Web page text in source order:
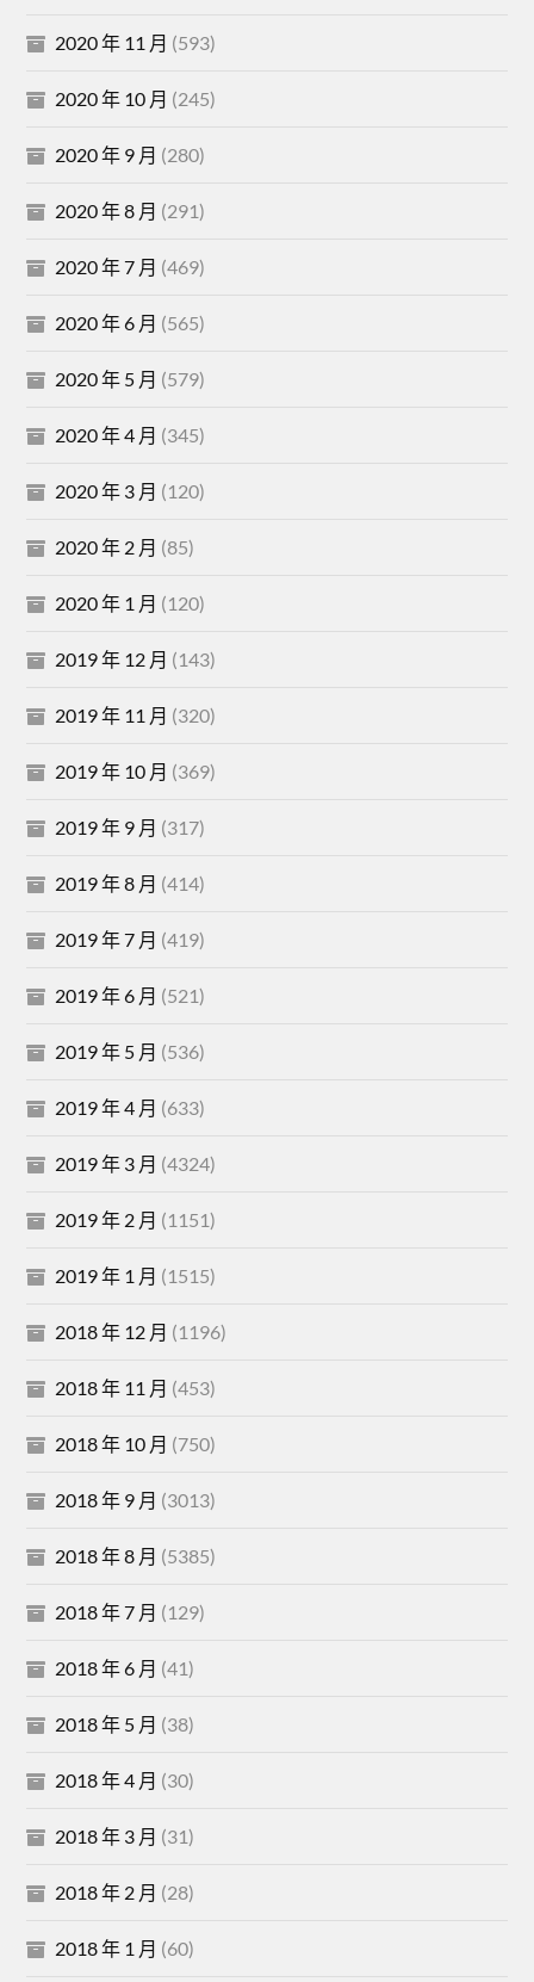
2020 年 11 月 (593)
2020 年 10 月 (245)
2020 年 9 月 (280)
2020 年 8 月 (291)
2020 年 7 月 (469)
2020 年 6 月 (565)
2020 年 5 月 (579)
2020 年 4 月 (345)
2020 年 3 月 (120)
2020 年 2 月 (85)
2020 年 1 月 (120)
2019 年 12 月 (143)
2019 年 11 月 (320)
2019 年 10 月 (369)
2019 年 9 月 (317)
2019 年 8 月 (414)
2019 年 7 月 (419)
2019 年 6 月 (521)
2019 年 5 月 (536)
2019 年 4 月 (633)
2019 年 3 月 (4324)
2019 年 2 月 (1151)
2019 年 1 月 (1515)
2018 年 12 月 (1196)
2018 年 11 月 (453)
2018 年 10 月 (750)
2018 年 9 月 (3013)
2018 年 8 月 (5385)
2018 年 7 月 (129)
2018 年 6 月 (41)
2018 年 5 月 (38)
2018 年 4 月 (30)
2018 年 3 月 (31)
2018 年 2 月 (28)
2018 年 1 月 (60)